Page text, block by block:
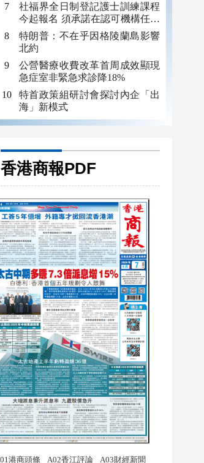
社福界全日制登記護士訓練課程
今起報名 須承諾在認可機構任職
至少三年
特朗普：不在乎因格陵蘭島影響
北約
公營醫療收費改革首周成效顯現
急症室非緊急求診降18%
特首政策組研討會探討內企「出
海」新模式
香港商報PDF